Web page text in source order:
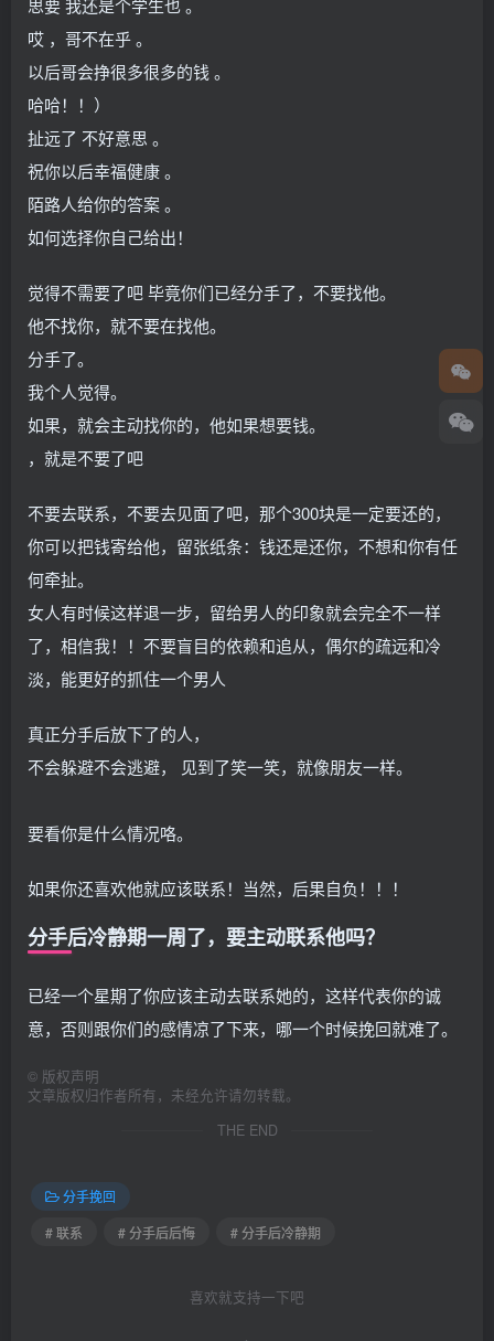
思要 我还是个学生也 。
哎 ，哥不在乎 。
以后哥会挣很多很多的钱 。
哈哈！！）
扯远了 不好意思 。
祝你以后幸福健康 。
陌路人给你的答案 。
如何选择你自己给出！
觉得不需要了吧 毕竟你们已经分手了，不要找他。
他不找你，就不要在找他。
分手了。
我个人觉得。
如果，就会主动找你的，他如果想要钱。
，就是不要了吧
不要去联系，不要去见面了吧，那个300块是一定要还的，
你可以把钱寄给他，留张纸条：钱还是还你，不想和你有任
何牵扯。
女人有时候这样退一步，留给男人的印象就会完全不一样
了，相信我！！不要盲目的依赖和追从，偶尔的疏远和冷
淡，能更好的抓住一个男人
真正分手后放下了的人，
不会躲避不会逃避， 见到了笑一笑，就像朋友一样。
要看你是什么情况咯。
如果你还喜欢他就应该联系！当然，后果自负！！！
分手后冷静期一周了，要主动联系他吗？
已经一个星期了你应该主动去联系她的，这样代表你的诚
意，否则跟你们的感情凉了下来，哪一个时候挽回就难了。
© 版权声明
文章版权归作者所有，未经允许请勿转载。
THE END
分手挽回
# 联系
# 分手后后悔 # 分手后冷静期
喜欢就支持一下吧